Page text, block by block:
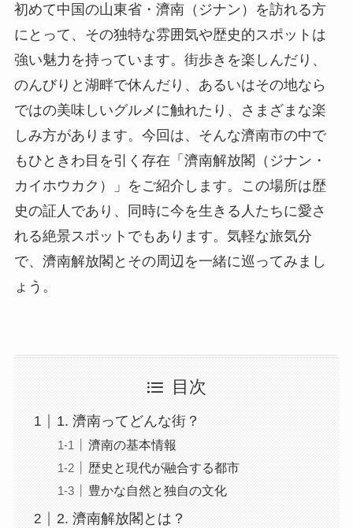
初めて中国の山東省・濟南（ジナン）を訪れる方
にとって、その独特な雰囲気や歴史的スポットは
強い魅力を持っています。街歩きを楽しんだり、
のんびりと湖畔で休んだり、あるいはその地なら
ではの美味しいグルメに触れたり、さまざまな楽
しみ方があります。今回は、そんな濟南市の中で
もひときわ目を引く存在「濟南解放閣（ジナン・
カイホウカク）」をご紹介します。この場所は歴
史の証人であり、同時に今を生きる人たちに愛さ
れる絶景スポットでもあります。気軽な旅気分
で、濟南解放閣とその周辺を一緒に巡ってみまし
ょう。
目次
1. 濟南ってどんな街？
濟南の基本情報
歴史と現代が融合する都市
豊かな自然と独自の文化
2. 濟南解放閣とは？